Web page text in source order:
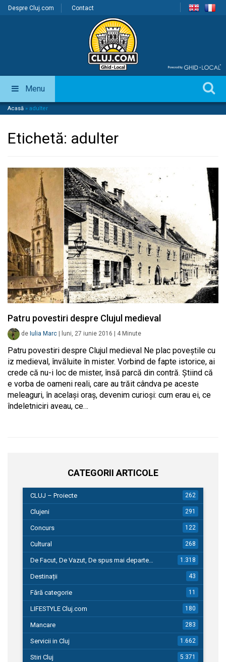
Despre Cluj.com Contact
Menu
Acasă » adulter
Etichetă: adulter
Patru povestiri despre Clujul medieval
de Iulia Marc luni, 27 iunie 2016 4 Minute
Patru povestiri despre Clujul medieval Ne plac poveștile cu
iz medieval, învăluite în mister. Vorbind de fapte istorice, ai
crede că nu-i loc de mister, însă parcă din contră. Știind că
e vorba de oameni reali, care au trăit cândva pe aceste
meleaguri, în același oraș, devenim curioși: cum erau ei, ce
îndeletniciri aveau, ce…
CATEGORII ARTICOLE
CLUJ – Proiecte 262
Clujeni 291
Concurs 122
Cultural 268
De Facut, De Vazut, De spus mai departe… 1.318
Destinații 43
Fără categorie 11
LIFESTYLE Cluj.com 180
Mancare 283
Servicii in Cluj 1.662
Stiri Cluj 5.371